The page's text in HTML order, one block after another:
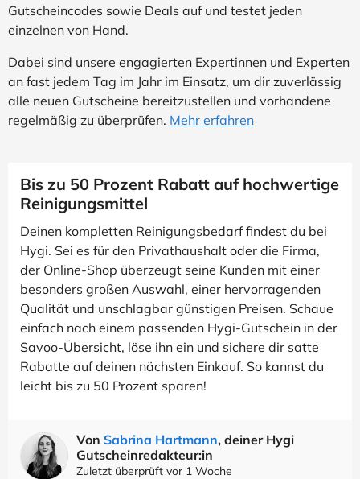
Gutscheincodes sowie Deals auf und testet jeden
einzelnen von Hand.
Dabei sind unsere engagierten Expertinnen und Experten
an fast jedem Tag im Jahr im Einsatz, um dir zuverlässig
alle neuen Gutscheine bereitzustellen und vorhandene
regelmäßig zu überprüfen. Mehr erfahren
Bis zu 50 Prozent Rabatt auf hochwertige
Reinigungsmittel
Deinen kompletten Reinigungsbedarf findest du bei
Hygi. Sei es für den Privathaushalt oder die Firma,
der Online-Shop überzeugt seine Kunden mit einer
besonders großen Auswahl, einer hervorragenden
Qualität und unschlagbar günstigen Preisen. Schaue
einfach nach einem passenden Hygi-Gutschein in der
Savoo-Übersicht, löse ihn ein und sichere dir satte
Rabatte auf deinen nächsten Einkauf. So kannst du
leicht bis zu 50 Prozent sparen!
Von Sabrina Hartmann, deiner Hygi
Gutscheinredakteur:in
Zuletzt überprüft vor 1 Woche